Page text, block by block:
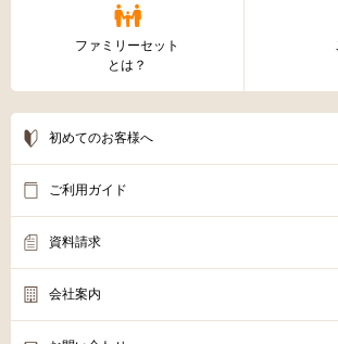
ファミリーセット
とは？
初めてのお客様へ
ご利用ガイド
資料請求
会社案内